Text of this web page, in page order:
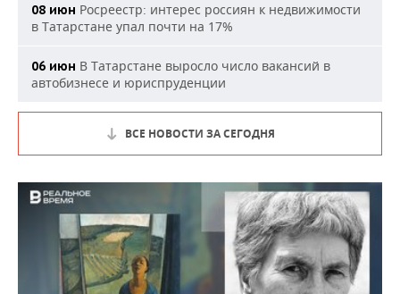
08 июн Росреестр: интерес россиян к недвижимости
в Татарстане упал почти на 17%
06 июн В Татарстане выросло число вакансий в
автобизнесе и юриспруденции
ВСЕ НОВОСТИ ЗА СЕГОДНЯ